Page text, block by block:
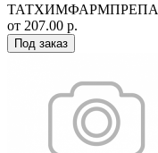
ТАТХИМФАРМПРЕПА
от 207.00 р.
Под заказ